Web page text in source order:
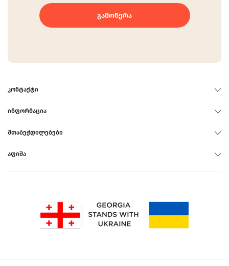
ᲒᲐᲛᲝᲬᲔᲠᲐ
ᲙᲝᲜᲢᲐᲥᲢᲘ
ᲘᲜᲤᲝᲠᲛᲐᲪᲘᲐ
ᲨᲗᲐᲑᲔᲭᲓᲘᲚᲔᲑᲔᲑᲘ
ᲐᲤᲘᲨᲐ